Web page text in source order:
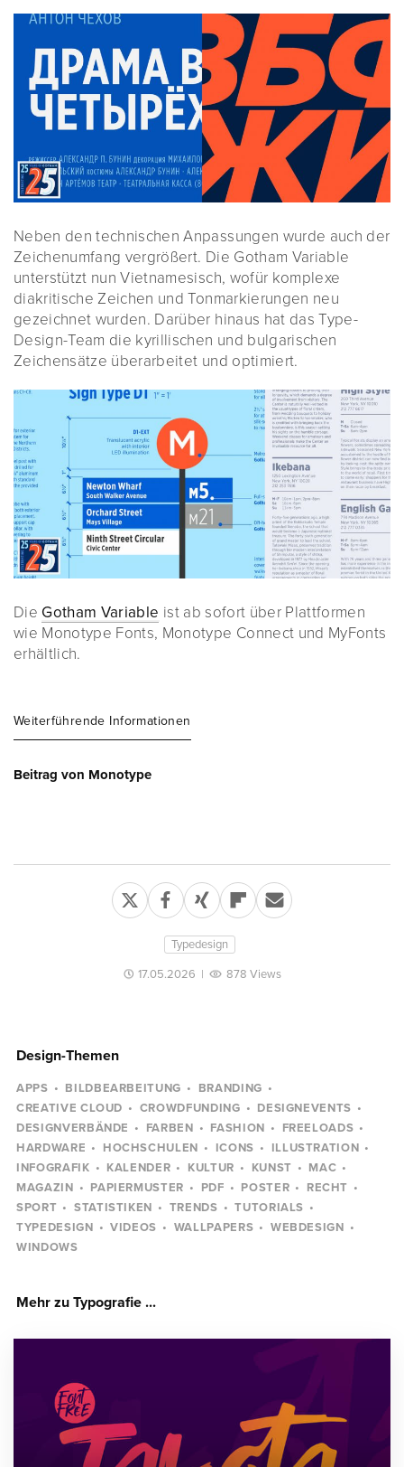
Neben den technischen Anpassungen wurde auch der
Zeichenumfang vergrößert. Die Gotham Variable
unterstützt nun Vietnamesisch, wofür komplexe
diakritische Zeichen und Tonmarkierungen neu
gezeichnet wurden. Darüber hinaus hat das Type-
Design-Team die kyrillischen und bulgarischen
Zeichensätze überarbeitet und optimiert.
Die Gotham Variable ist ab sofort über Plattformen
wie Monotype Fonts, Monotype Connect und MyFonts
erhältlich.
Weiterführende Informationen
Beitrag von Monotype
Typedesign
17.05.2026 | 878 Views
Design-Themen
APPS BILDBEARBEITUNG
BRANDING
CREATIVE CLOUD
CROWDFUNDING
DESIGNEVENTS
DESIGNVERBÄNDE
FARBEN FASHION
FREELOADS
HARDWARE
HOCHSCHULEN ICONS
ILLUSTRATION
INFOGRAFIK
KALENDER KULTUR KUNST
MAC
MAGAZIN
PAPIERMUSTER PDF POSTER
RECHT
SPORT
STATISTIKEN TRENDS
TUTORIALS
TYPEDESIGN
VIDEOS WALLPAPERS
WEBDESIGN
WINDOWS
Mehr zu Typografie ...